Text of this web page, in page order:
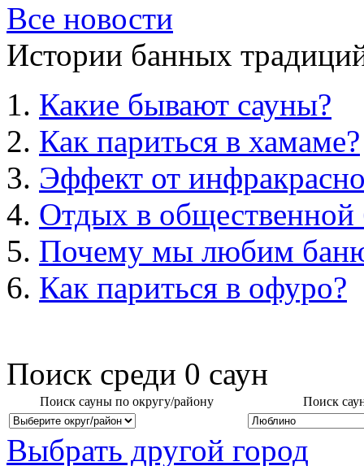
Все новости
Истории банных
Какие бывают сауны?
Как париться в хамаме?
Эффект от
Отдых в общественной
Почему мы любим
Как париться в офуро?
Поиск среди 0 саун
Поиск сауны по округу/району Поиск
Выбрать другой город